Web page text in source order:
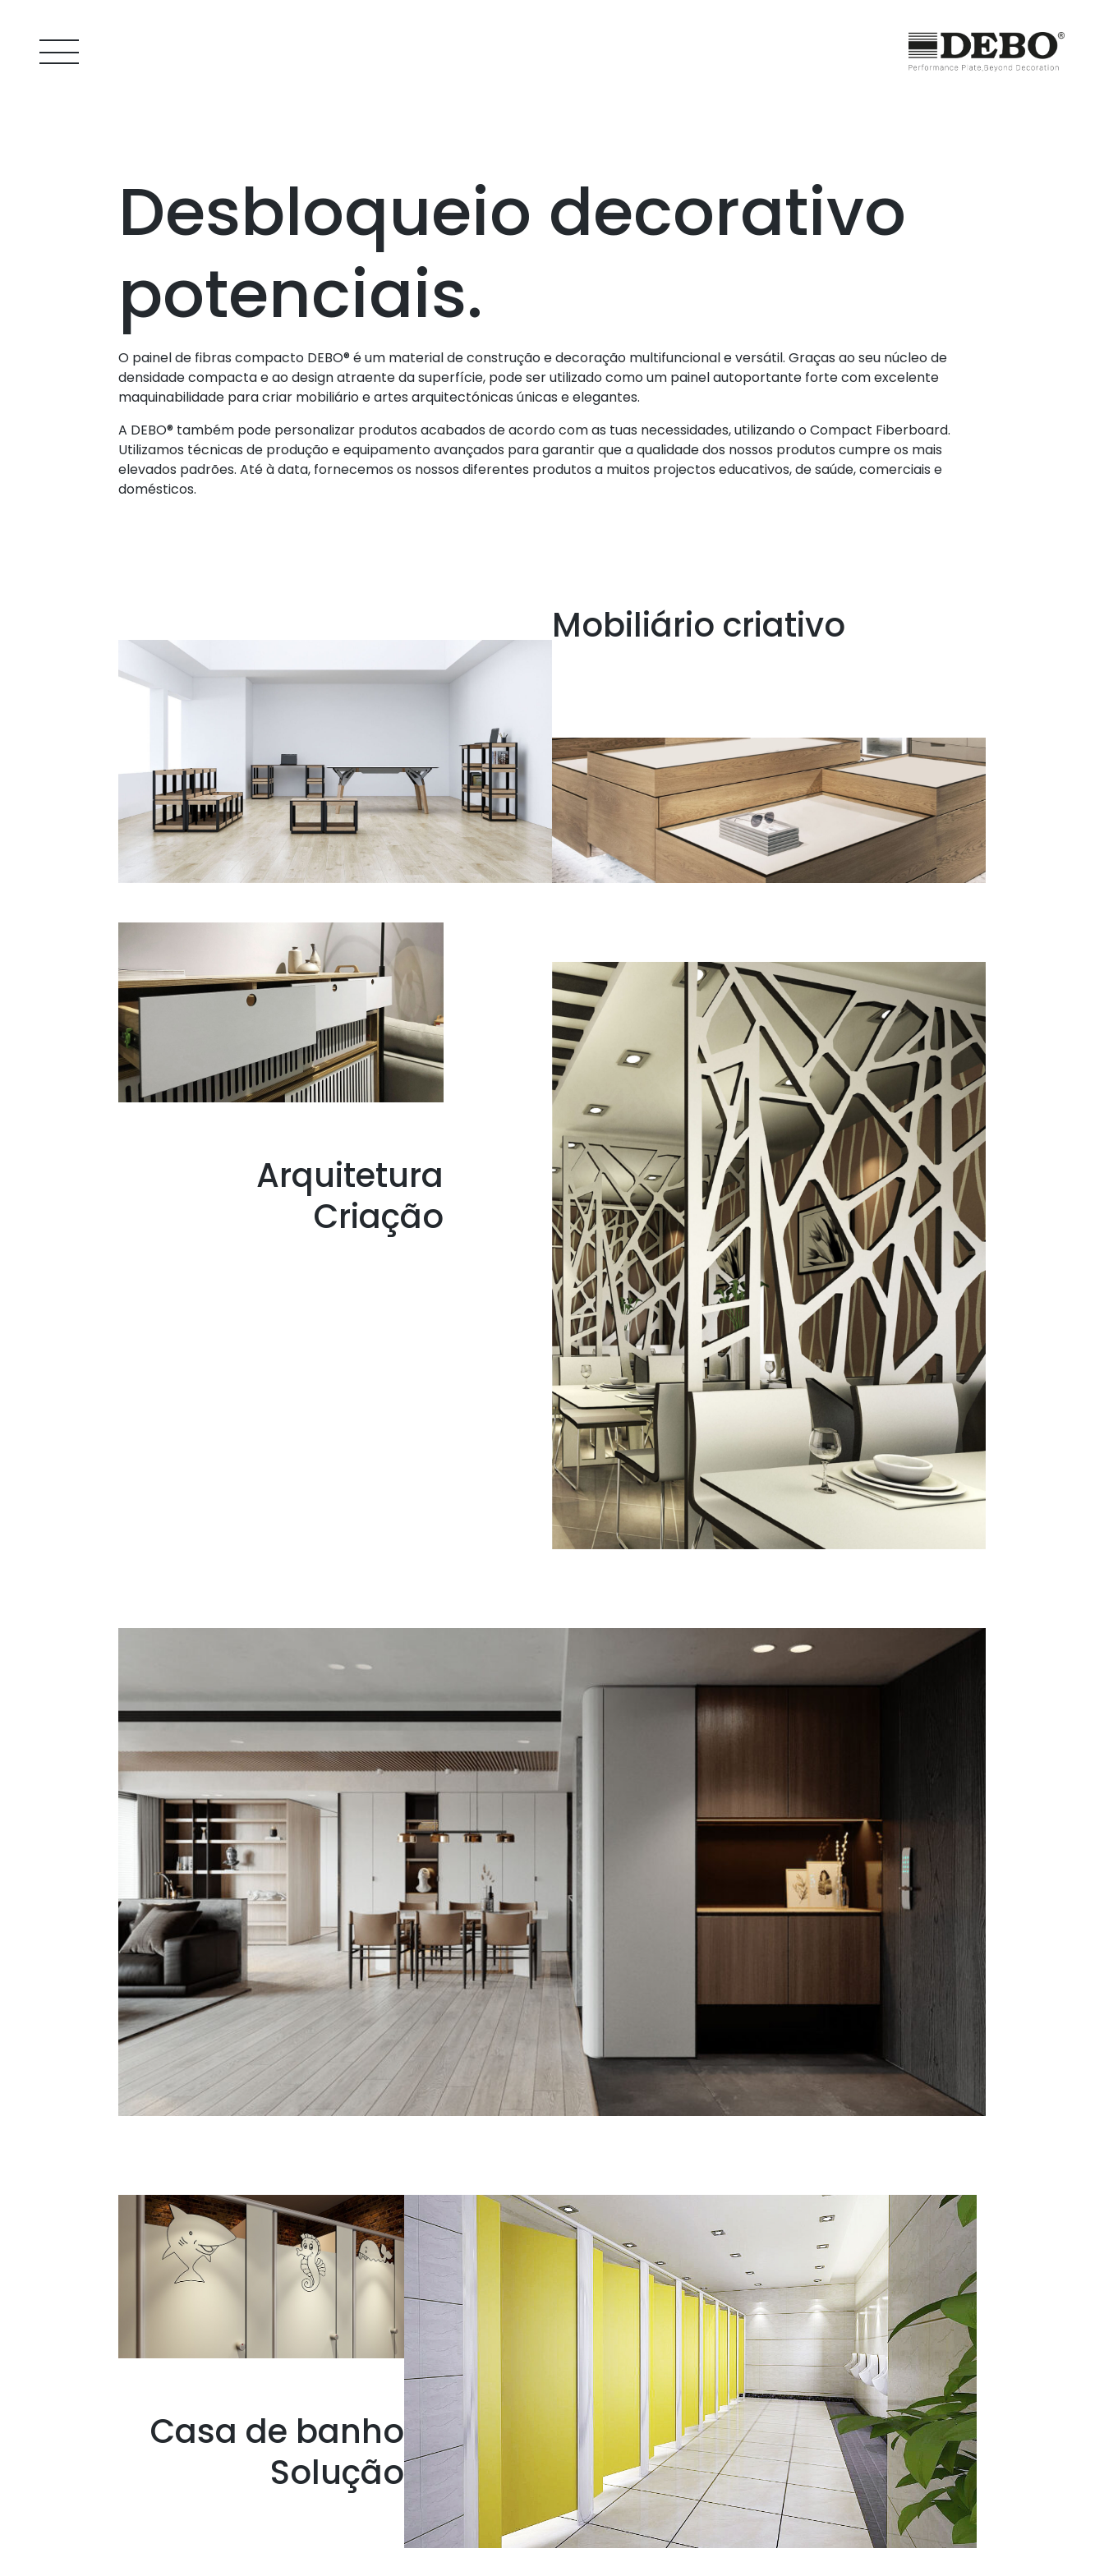
Desbloqueio decorativo
potenciais.
O painel de fibras compacto DEBO® é um material de construção e decoração multifuncional e versátil. Graças ao seu núcleo de
densidade compacta e ao design atraente da superfície, pode ser utilizado como um painel autoportante forte com excelente
maquinabilidade para criar mobiliário e artes arquitectónicas únicas e elegantes.
A DEBO® também pode personalizar produtos acabados de acordo com as tuas necessidades, utilizando o Compact Fiberboard.
Utilizamos técnicas de produção e equipamento avançados para garantir que a qualidade dos nossos produtos cumpre os mais
elevados padrões. Até à data, fornecemos os nossos diferentes produtos a muitos projectos educativos, de saúde, comerciais e
domésticos.
Mobiliário criativo
Arquitetura
Criação
Casa de banho
Solução